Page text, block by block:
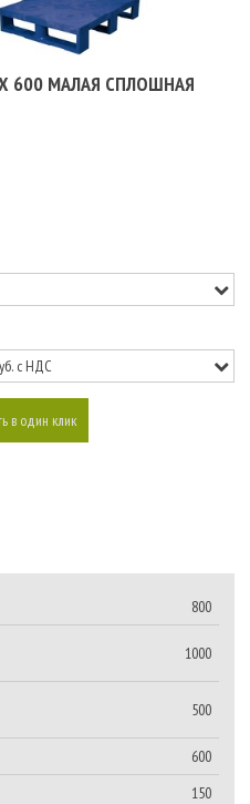
600 МАЛАЯ СПЛОШНАЯ
в один клик
800
1000
500
600
150